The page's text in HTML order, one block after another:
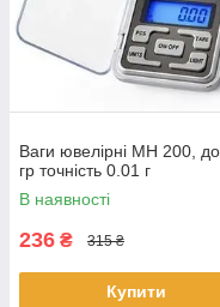
Ваги ювелірні MH 200,
гр точність 0.01 г
В наявності
236 ₴ 315 ₴
Купити